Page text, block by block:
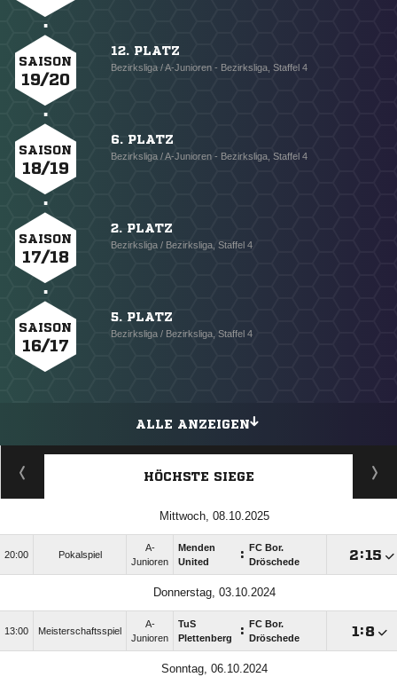
SAISON
19/20
12. PLATZ
Bezirksliga / A-Junioren - Bezirksliga, Staffel 4
SAISON
18/19
6. PLATZ
Bezirksliga / A-Junioren - Bezirksliga, Staffel 4
SAISON
17/18
2. PLATZ
Bezirksliga / Bezirksliga, Staffel 4
SAISON
16/17
5. PLATZ
Bezirksliga / Bezirksliga, Staffel 4
ALLE ANZEIGEN
HÖCHSTE SIEGE
Mittwoch, 08.10.2025
20:00 Pokalspiel
A-
Junioren
Menden
United
:
FC Bor.
Dröschede
:
Donnerstag, 03.10.2024
13:00 Meisterschaftsspiel
A-
Junioren
TuS
Plettenberg
:
FC Bor.
Dröschede
:
Sonntag, 06.10.2024